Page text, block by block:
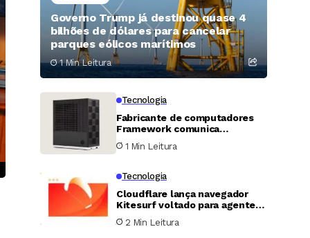
Governo Trump já destinou quase 4
bilhões de dólares para cancelar
parques eólicos marítimos
1 Min Leitura
Tecnologia
Fabricante de computadores
Framework comunica
vazamento de dados que
atinge todos os clientes
1 Min Leitura
Tecnologia
Cloudflare lança navegador
Kitesurf voltado para agentes
de inteligência artificial
2 Min Leitura